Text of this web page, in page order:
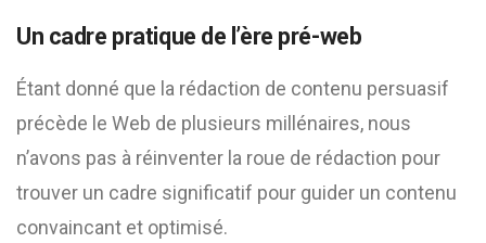
Un cadre pratique de l’ère pré-web
Étant donné que la rédaction de contenu persuasif
précède le Web de plusieurs millénaires, nous
n’avons pas à réinventer la roue de rédaction pour
trouver un cadre significatif pour guider un contenu
convaincant et optimisé.